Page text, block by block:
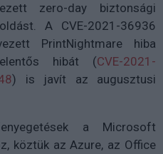
zero-day biztonsági
A CVE-2021-36936
PrintNightmare hiba
hibát (CVE-2021-
) is javít az augusztusi
a Microsoft
köztük az Azure, az Office